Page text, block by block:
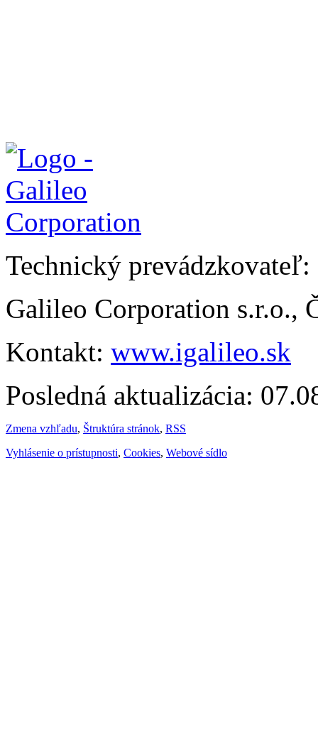
Technický prevádzkovateľ:
Galileo Corporation s.r.o.,
Kontakt: www.igalileo.sk
Posledná aktualizácia:
Zmena vzhľadu, Štruktúra stránok, RSS
Vyhlásenie o prístupnosti, Cookies, Webové sídlo